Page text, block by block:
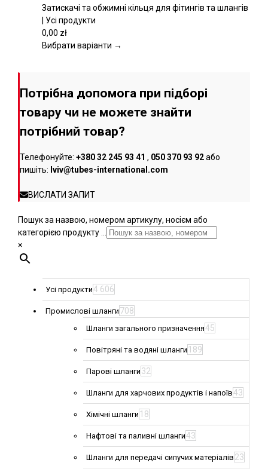
варіантів.
Параметри
вибрати
Затискачі та обжимні кільця для фітингів та шлангів
| Усі продукти
0,00 zł
Вибрати варіанти →
Потрібна допомога при підборі
товару чи не можете знайти
потрібний товар?
Телефонуйте: +380 32 245 93 41 , 050 370 93 92або
пишіть: lviv@tubes-international.com
ВИСЛАТИ ЗАПИТ
Пошук за назвою, номером артикулу, носієм або
категорією продукту ...
×
Усі продукти4 606
Промислові шланги 708
Шланги загального призначення45
Повітряні та водяні шланги 189
Парові шланги 32
Шланги для харчових продуктів і напоїв43
Хімічні шланги 18
Нафтові та паливні шланги43
Шланги для передачі сипучих матеріалів 23